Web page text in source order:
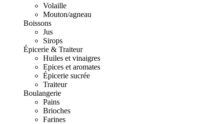
Volaille
Mouton/agneau
Boissons
Jus
Sirops
Épicerie & Traiteur
Huiles et vinaigres
Epices et aromates
Épicerie sucrée
Traiteur
Boulangerie
Pains
Brioches
Farines